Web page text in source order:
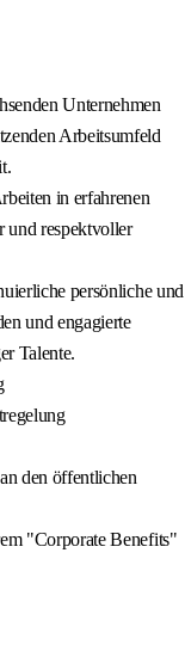
Unternehmen
Arbeitsumfeld
in erfahrenen
und respektvoller
persönliche und
und engagierte
Talente.
den öffentlichen
"Corporate Benefits"